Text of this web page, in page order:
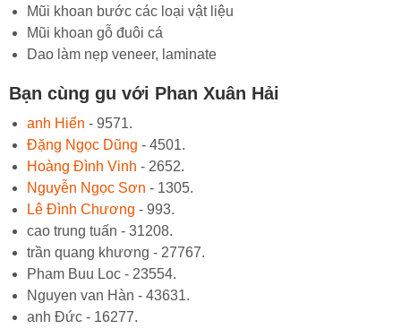
Mũi khoan bước các loại vật liệu
Mũi khoan gỗ đuôi cá
Dao làm nẹp veneer, laminate
Bạn cùng gu với Phan Xuân Hải
anh Hiển - 9571.
Đặng Ngọc Dũng - 4501.
Hoàng Đình Vinh - 2652.
Nguyễn Ngọc Sơn - 1305.
Lê Đình Chương - 993.
cao trung tuấn - 31208.
trần quang khương - 27767.
Pham Buu Loc - 23554.
Nguyen van Hàn - 43631.
anh Đức - 16277.